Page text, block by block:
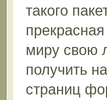
такого
миру свою
получить
страниц